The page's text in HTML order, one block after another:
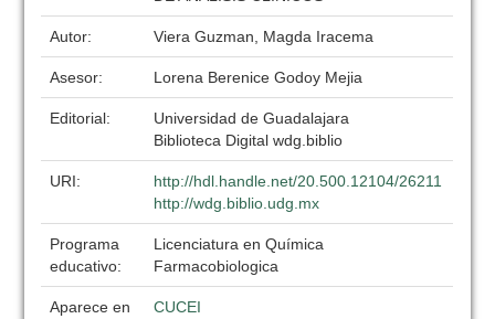
Autor: Viera Guzman, Magda Iracema
Asesor: Lorena Berenice Godoy Mejia
Editorial:
Universidad de Guadalajara
Biblioteca Digital wdg.biblio
URI:
http://hdl.handle.net/20.500.12104/26211
http://wdg.biblio.udg.mx
Programa
educativo:
Licenciatura en Química
Farmacobiologica
Aparece en
CUCEI